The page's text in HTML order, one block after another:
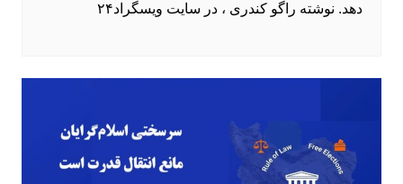
دهد. نوشته راگو کندری ، در سایت ویسگراد۲۴